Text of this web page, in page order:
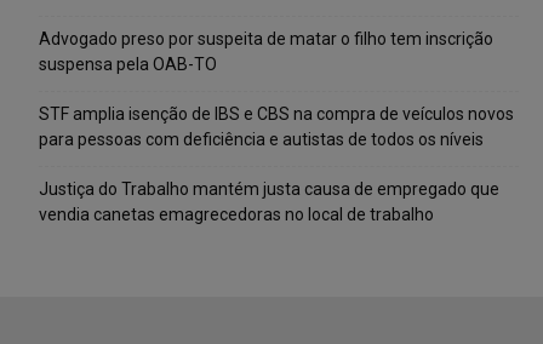
Advogado preso por suspeita de matar o filho tem inscrição
suspensa pela OAB-TO
STF amplia isenção de IBS e CBS na compra de veículos novos
para pessoas com deficiência e autistas de todos os níveis
Justiça do Trabalho mantém justa causa de empregado que
vendia canetas emagrecedoras no local de trabalho